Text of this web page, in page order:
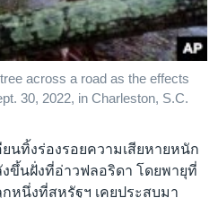
across a road as the effects
30, 2022, in Charleston, S.C.
นทิ้งร่องรอยความเสียหายหนัก
ขึ้นฝั่งที่อ่าวฟลอริดา โดยพายุที่
หนึ่งที่สหรัฐฯ เคยประสบมา